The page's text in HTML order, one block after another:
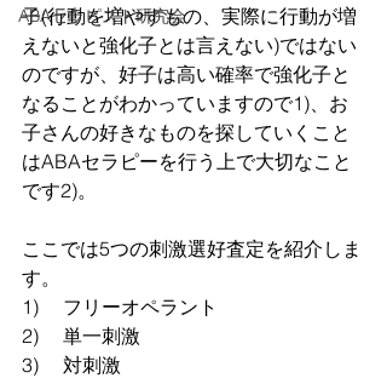
ABAセラピスト研究会
子(行動を増やすもの、実際に行動が増
えないと強化子とは言えない)ではない
のですが、好子は高い確率で強化子と
なることがわかっていますので1)、お
子さんの好きなものを探していくこと
はABAセラピーを行う上で大切なこと
です2)。
ここでは5つの刺激選好査定を紹介しま
す。
1)　 フリーオペラント
2)　 単一刺激
3)　 対刺激